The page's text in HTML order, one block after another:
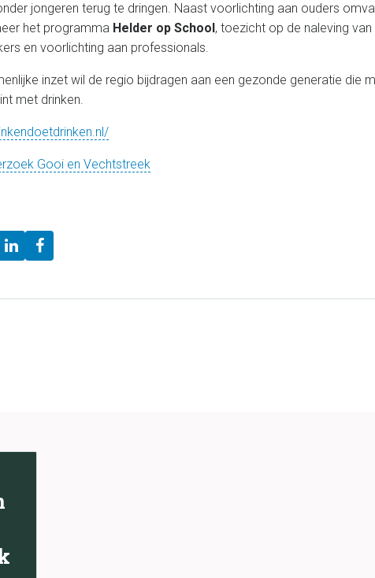
jongeren terug te dringen. Naast voorlichting aan ouders
het programma Helder op School, toezicht op de naleving van
en voorlichting aan professionals.
inzet wil de regio bijdragen aan een gezonde generatie die
met drinken.
Gooi en Vechtstreek